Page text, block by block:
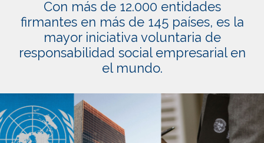
Con más de 12.000 entidades
firmantes en más de 145 países, es la
mayor iniciativa voluntaria de
responsabilidad social empresarial en
el mundo.